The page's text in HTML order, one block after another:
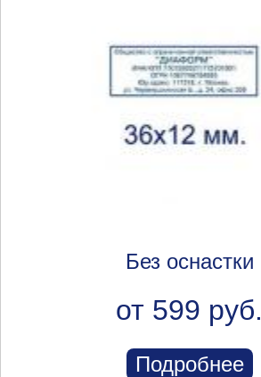
Без оснастки
от 599 руб.
Подробнее